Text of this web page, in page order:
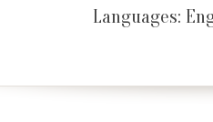
Languages: